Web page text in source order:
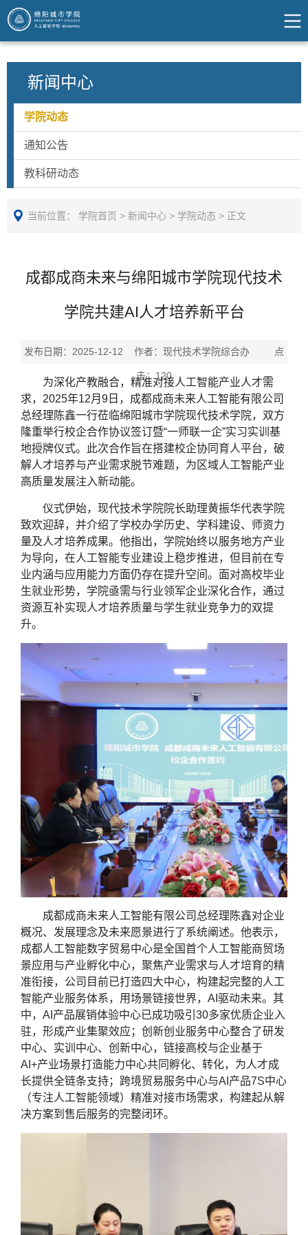
新闻中心
学院动态
通知公告
教科研动态
当前位置： 学院首页 > 新闻中心 > 学院动态 > 正文
成都成商未来与绵阳城市学院现代技术
学院共建AI人才培养新平台
发布日期：2025-12-12 作者：现代技术学院综合办 点
击：120
为深化产教融合，精准对接人工智能产业人才需
求，2025年12月9日，成都成商未来人工智能有限公司
总经理陈鑫一行莅临绵阳城市学院现代技术学院，双方
隆重举行校企合作协议签订暨“一师联一企”实习实训基
地授牌仪式。此次合作旨在搭建校企协同育人平台，破
解人才培养与产业需求脱节难题，为区域人工智能产业
高质量发展注入新动能。
仪式伊始，现代技术学院院长助理黄振华代表学院
致欢迎辞，并介绍了学校办学历史、学科建设、师资力
量及人才培养成果。他指出，学院始终以服务地方产业
为导向，在人工智能专业建设上稳步推进，但目前在专
业内涵与应用能力方面仍存在提升空间。面对高校毕业
生就业形势，学院亟需与行业领军企业深化合作，通过
资源互补实现人才培养质量与学生就业竞争力的双提
升。
成都成商未来人工智能有限公司总经理陈鑫对企业
概况、发展理念及未来愿景进行了系统阐述。他表示，
成都人工智能数字贸易中心是全国首个人工智能商贸场
景应用与产业孵化中心，聚焦产业需求与人才培育的精
准衔接，公司目前已打造四大中心，构建起完整的人工
智能产业服务体系，用场景链接世界，AI驱动未来。其
中，AI产品展销体验中心已成功吸引30多家优质企业入
驻，形成产业集聚效应；创新创业服务中心整合了研发
中心、实训中心、创新中心，链接高校与企业基于
AI+产业场景打造能力中心共同孵化、转化，为人才成
长提供全链条支持；跨境贸易服务中心与AI产品7S中心
（专注人工智能领域）精准对接市场需求，构建起从解
决方案到售后服务的完整闭环。